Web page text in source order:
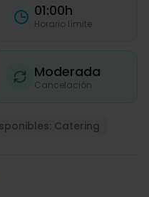
01:00h
Horario límite
Moderada
Cancelación
Catering